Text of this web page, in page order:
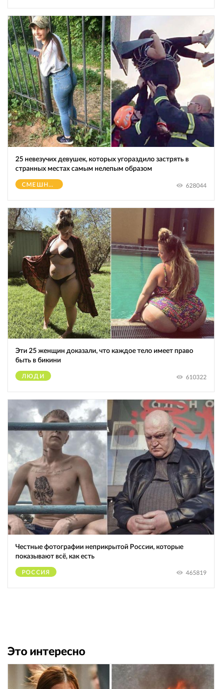
25 невезучих девушек, которых угораздило застрять в
странных местах самым нелепым образом
СМЕШНОЕ 628044
Эти 25 женщин доказали, что каждое тело имеет право
быть в бикини
ЛЮДИ 610322
Честные фотографии неприкрытой России, которые
показывают всё, как есть
РОССИЯ 465819
Это интересно